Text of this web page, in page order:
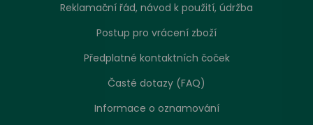
Reklamační řád, návod k použití, údržba
Postup pro vrácení zboží
Předplatné kontaktních čoček
Časté dotazy (FAQ)
Informace o oznamování